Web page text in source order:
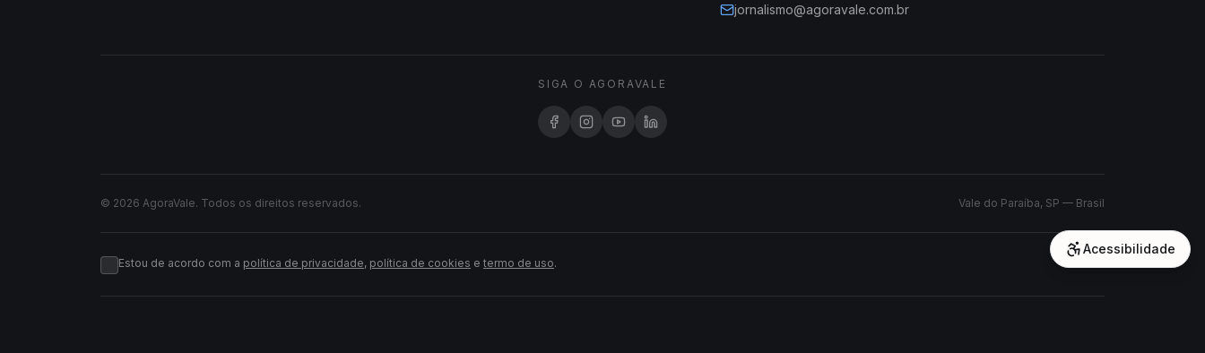
jornalismo@agoravale.com.br
SIGA O AGORAVALE
© 2026 AgoraVale. Todos os direitos reservados. Vale do Paraíba, SP — Brasil
Estou de acordo com a política de privacidade, política de cookies e termo de uso.
Acessibilidade